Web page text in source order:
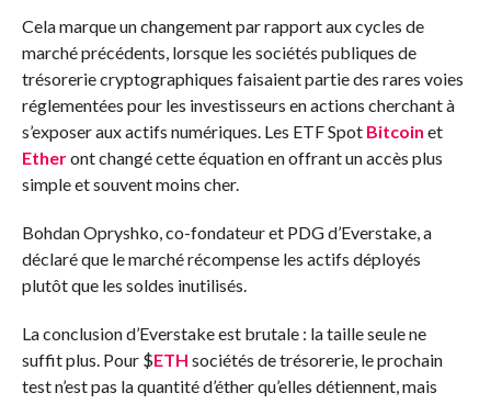
Cela marque un changement par rapport aux cycles de
marché précédents, lorsque les sociétés publiques de
trésorerie cryptographiques faisaient partie des rares voies
réglementées pour les investisseurs en actions cherchant à
s’exposer aux actifs numériques. Les ETF Spot Bitcoin et
Etheront changé cette équation en offrant un accès plus
simple et souvent moins cher.
Bohdan Opryshko, co-fondateur et PDG d’Everstake, a
déclaré que le marché récompense les actifs déployés
plutôt que les soldes inutilisés.
La conclusion d’Everstake est brutale : la taille seule ne
suffit plus. Pour $ETH sociétés de trésorerie, le prochain
test n’est pas la quantité d’éther qu’elles détiennent, mais